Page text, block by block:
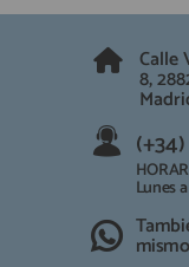
Calle
8,
(+34)
Lunes